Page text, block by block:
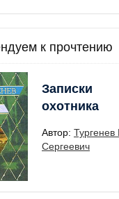
к прочтению
Записки
охотника
Автор: Тургенев
Сергеевич